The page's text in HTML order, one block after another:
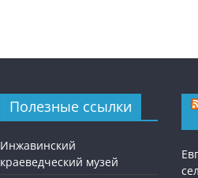
Полезные ссылки
Инжавинский
краеведческий музей